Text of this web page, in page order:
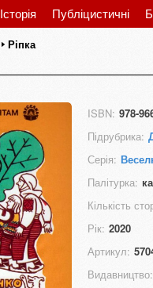
Історія Публіцистичні
Ріпка
ISBN: 978-
Підрубрика:
Серія:
Палітурка:
Кількість
Рік: 2020
Артикул:
Видавництво: